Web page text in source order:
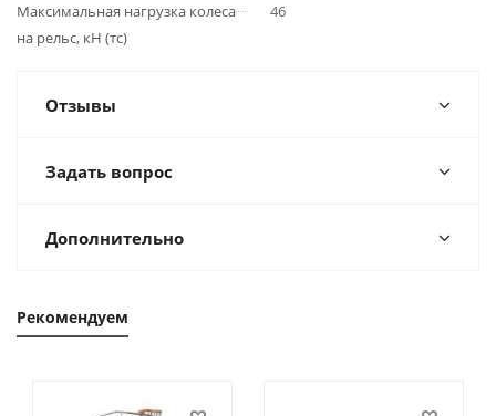
Максимальная нагрузка колеса
на рельс, кН (тс)
46
Отзывы
Задать вопрос
Дополнительно
Рекомендуем